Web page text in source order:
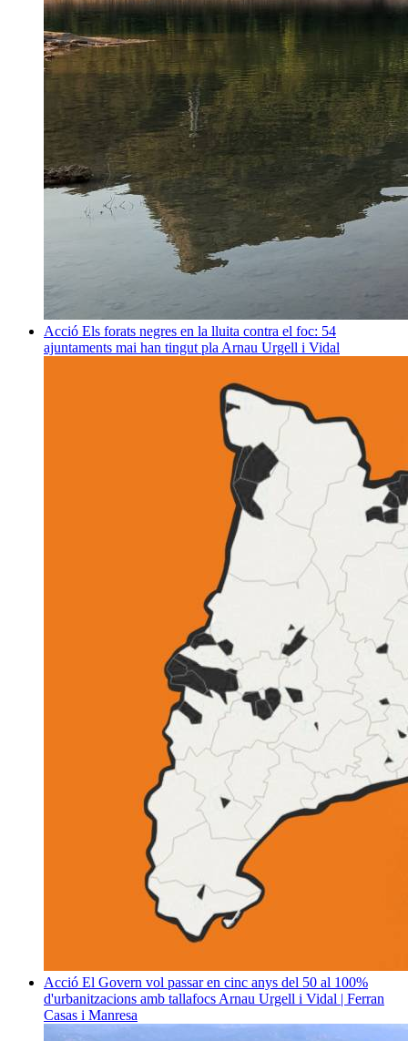
Acció Els forats negres en la lluita contra el foc: 54
ajuntaments mai han tingut pla Arnau Urgell i Vidal
Acció El Govern vol passar en cinc anys del 50 al 100%
d'urbanitzacions amb tallafocs Arnau Urgell i Vidal | Ferran
Casas i Manresa